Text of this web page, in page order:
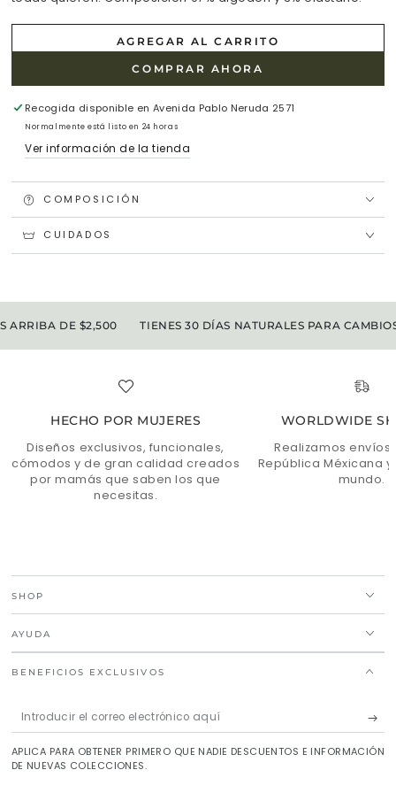
AGREGAR AL CARRITO
COMPRAR AHORA
Recogida disponible en Avenida Pablo Neruda 2571
Normalmente está listo en 24 horas
Ver información de la tienda
COMPOSICIÓN
CUIDADOS
DE $2,500 TIENES 30 DÍAS NATURALES PARA CAMBIOS
HECHO POR MUJERES
Diseños exclusivos, funcionales,
cómodos y de gran calidad creados
por mamás que saben los que
necesitas.
WORLDWIDE
Realizamos envíos
República Méxicana
mundo.
SHOP
AYUDA
BENEFICIOS EXCLUSIVOS
Introducir
el
correo
APLICA PARA OBTENER PRIMERO QUE NADIE DESCUENTOS E INFORMACIÓN
DE NUEVAS COLECCIONES.